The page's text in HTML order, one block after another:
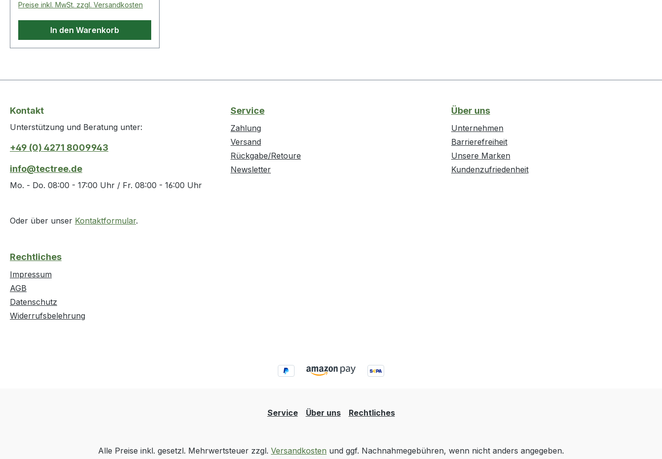
Preise inkl. MwSt. zzgl. Versandkosten
In den Warenkorb
Kontakt
Unterstützung und Beratung unter:
+49 (0) 4271 8009943
info@tectree.de
Mo. - Do. 08:00 - 17:00 Uhr / Fr. 08:00 - 16:00 Uhr
Oder über unser Kontaktformular.
Service
Zahlung
Versand
Rückgabe/Retoure
Newsletter
Über uns
Unternehmen
Barrierefreiheit
Unsere Marken
Kundenzufriedenheit
Rechtliches
Impressum
AGB
Datenschutz
Widerrufsbelehrung
Service Über uns Rechtliches
Alle Preise inkl. gesetzl. Mehrwertsteuer zzgl. Versandkosten und ggf. Nachnahmegebühren, wenn nicht anders angegeben.